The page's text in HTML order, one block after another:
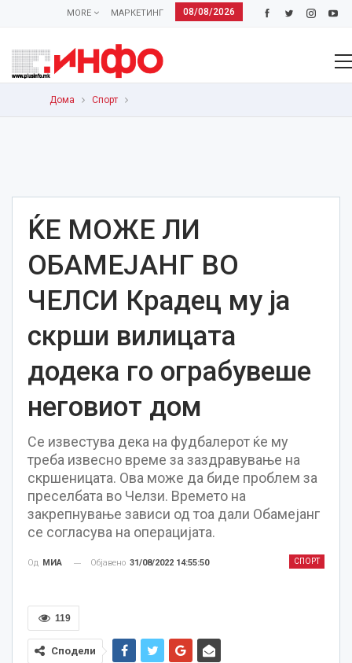
08/08/2026
МАРКЕТИНГ
MORE
Дома Спорт
ЌЕ МОЖЕ ЛИ
ОБАМЕЈАНГ ВО
ЧЕЛСИ Крадец му ја
скрши вилицата
додека го ограбувеше
неговиот дом
Се известува дека на фудбалерот ќе му
треба извесно време за заздравување на
скршеницата. Ова може да биде проблем за
преселбата во Челзи. Времето на
закрепнување зависи од тоа дали Обамејанг
се согласува на операцијата.
СПОРТ
Од МИА Објавено 31/08/2022 14:55:50
119
Сподели